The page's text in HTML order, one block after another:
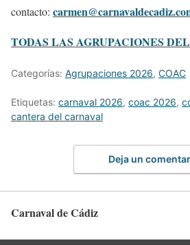
contacto:
TODAS LAS AGRUPACIONES
Categorías: Agrupaciones 2026, COAC
Etiquetas: carnaval 2026, coac 2026,
cantera del carnaval
Deja un
Carnaval de Cádiz